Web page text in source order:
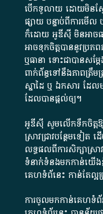
បើក​ទូលាយ​ ដោយ​មិនស្
ផ្សាយ​ បន្ទាប់​ពី​ការ​មើ
ក៏​ដោយ​ អូ​ឌី​ស៊ី​ មិន​អាច​ធ
អាច​ទុកចិត្ត​បាននូវ​ប្រ
ឬ​ធានា​ ទោះជា​បាន​សម្
ពាក់ព័ន្ធ​ទៅ​នឹង​ភាព​ត្រឹ
ស្នាដៃ​ ឬ​ ឯកសារ​ ដែ
ដែល​បាន​ផ្តល់​ឲ្យ​។
អូឌីស៊ី សូមលើកទឹកចិត្តឱ្យ
ស្រាវជ្រាវបន្ថែមទៀត
លទ្ធផលពីការសិក្សាស្រា
ទំនាក់ទំនងមកកាន់យើង
គេហទំព័នេះ កាន់តែល្អ
ការចូលមកកាន់គេហទំព័